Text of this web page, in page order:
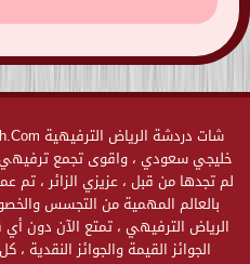
خليجي سعودي ، واقوى تجمع ترفيهي
لم تجدها من قبل ، عزيزي الزائر ،
بالعالم المهمية من التجسس
الرياض الترفيهي ، تمتع الآن دون
الجوائز القيمة والجوائز